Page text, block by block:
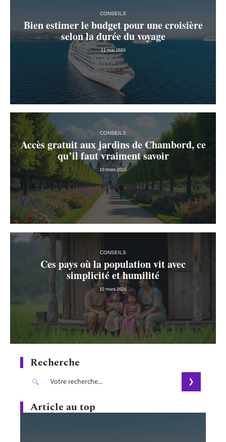
CONSEILS
Bien estimer le budget pour une croisière
selon la durée du voyage
11 mai 2026
CONSEILS
Accès gratuit aux jardins de Chambord, ce
qu’il faut vraiment savoir
10 mars 2026
CONSEILS
Ces pays où la population vit avec
simplicité et humilité
10 mars 2026
Recherche
Article au top